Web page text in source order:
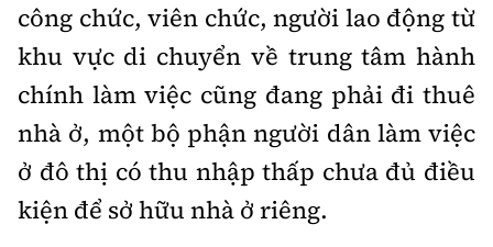
công chức, viên chức, người lao động từ
khu vực di chuyển về trung tâm hành
chính làm việc cũng đang phải đi thuê
nhà ở, một bộ phận người dân làm việc
ở đô thị có thu nhập thấp chưa đủ điều
kiện để sở hữu nhà ở riêng.